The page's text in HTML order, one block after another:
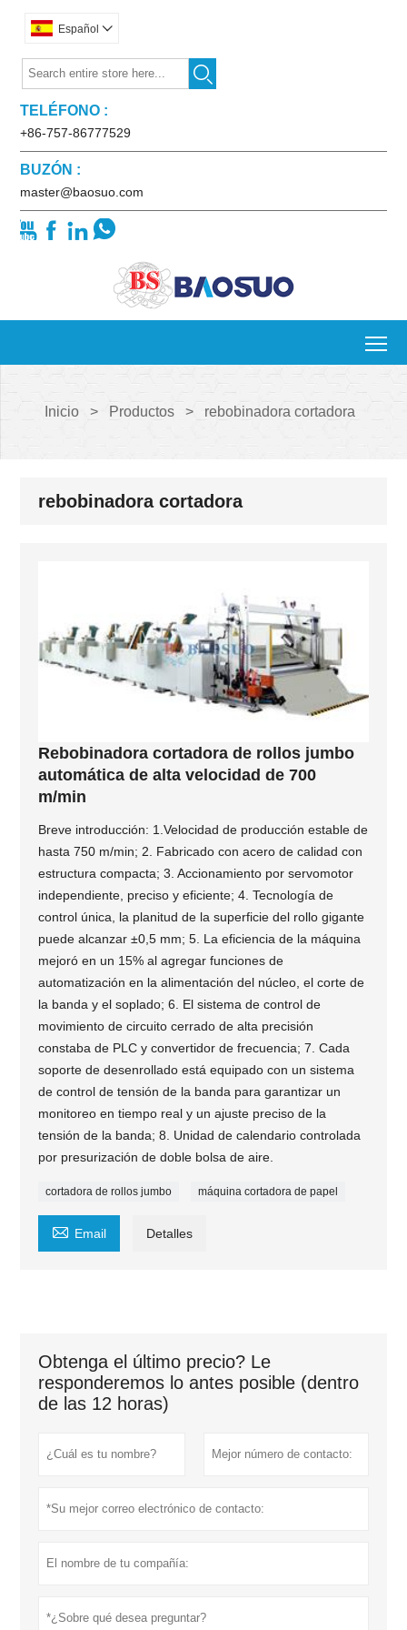
Español 

TELÉFONO :
+86-757-86777529
BUZÓN :
master@baosuo.com
   
Inicio > Productos > rebobinadora cortadora
rebobinadora cortadora
Rebobinadora cortadora de rollos jumbo
automática de alta velocidad de 700
m/min
Breve introducción: 1.Velocidad de producción estable de
hasta 750 m/min; 2. Fabricado con acero de calidad con
estructura compacta; 3. Accionamiento por servomotor
independiente, preciso y eficiente; 4. Tecnología de
control única, la planitud de la superficie del rollo gigante
puede alcanzar ±0,5 mm; 5. La eficiencia de la máquina
mejoró en un 15% al agregar funciones de
automatización en la alimentación del núcleo, el corte de
la banda y el soplado; 6. El sistema de control de
movimiento de circuito cerrado de alta precisión
constaba de PLC y convertidor de frecuencia; 7. Cada
soporte de desenrollado está equipado con un sistema
de control de tensión de la banda para garantizar un
monitoreo en tiempo real y un ajuste preciso de la
tensión de la banda; 8. Unidad de calendario controlada
por presurización de doble bolsa de aire.
cortadora de rollos jumbo máquina cortadora de papel
 Email Detalles
Obtenga el último precio? Le
responderemos lo antes posible (dentro
de las 12 horas)